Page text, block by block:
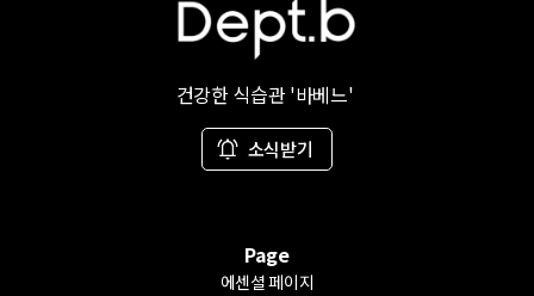
건강한 식습관 '바베느'
소식받기
Page
에센셜 페이지